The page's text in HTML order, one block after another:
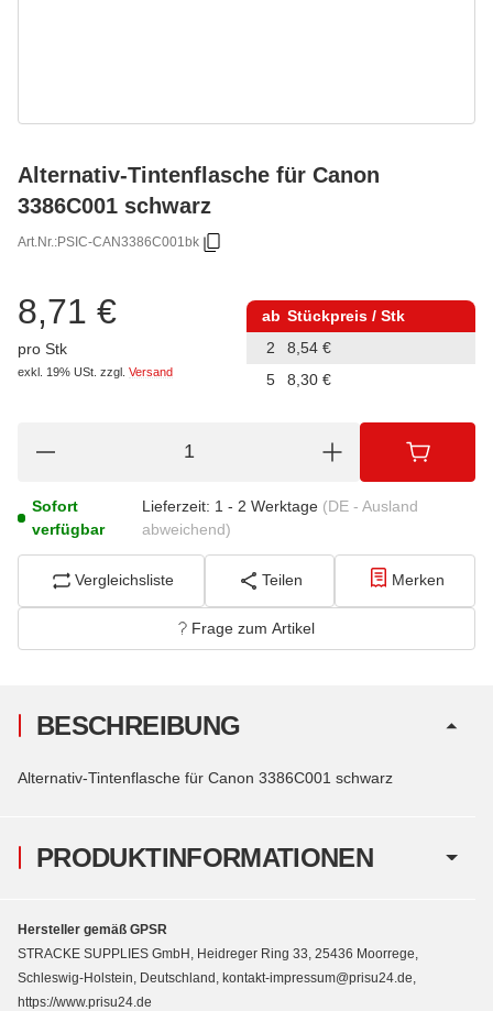
Alternativ-Tintenflasche für Canon
3386C001 schwarz
Art.Nr.:PSIC-CAN3386C001bk
8,71 €
pro Stk
exkl. 19% USt. zzgl. Versand
ab Stückpreis / Stk
2
8,54 €
5
8,30 €
Sofort
verfügbar
Lieferzeit: 1 - 2 Werktage (DE - Ausland
abweichend)
Vergleichsliste Teilen Merken
Frage zum Artikel
PRODUKTINFORMATIONEN
BESCHREIBUNG
Alternativ-Tintenflasche für Canon 3386C001 schwarz
Hersteller gemäß GPSR
STRACKE SUPPLIES GmbH, Heidreger Ring 33, 25436 Moorrege,
Schleswig-Holstein, Deutschland, kontakt-impressum@prisu24.de,
https://www.prisu24.de